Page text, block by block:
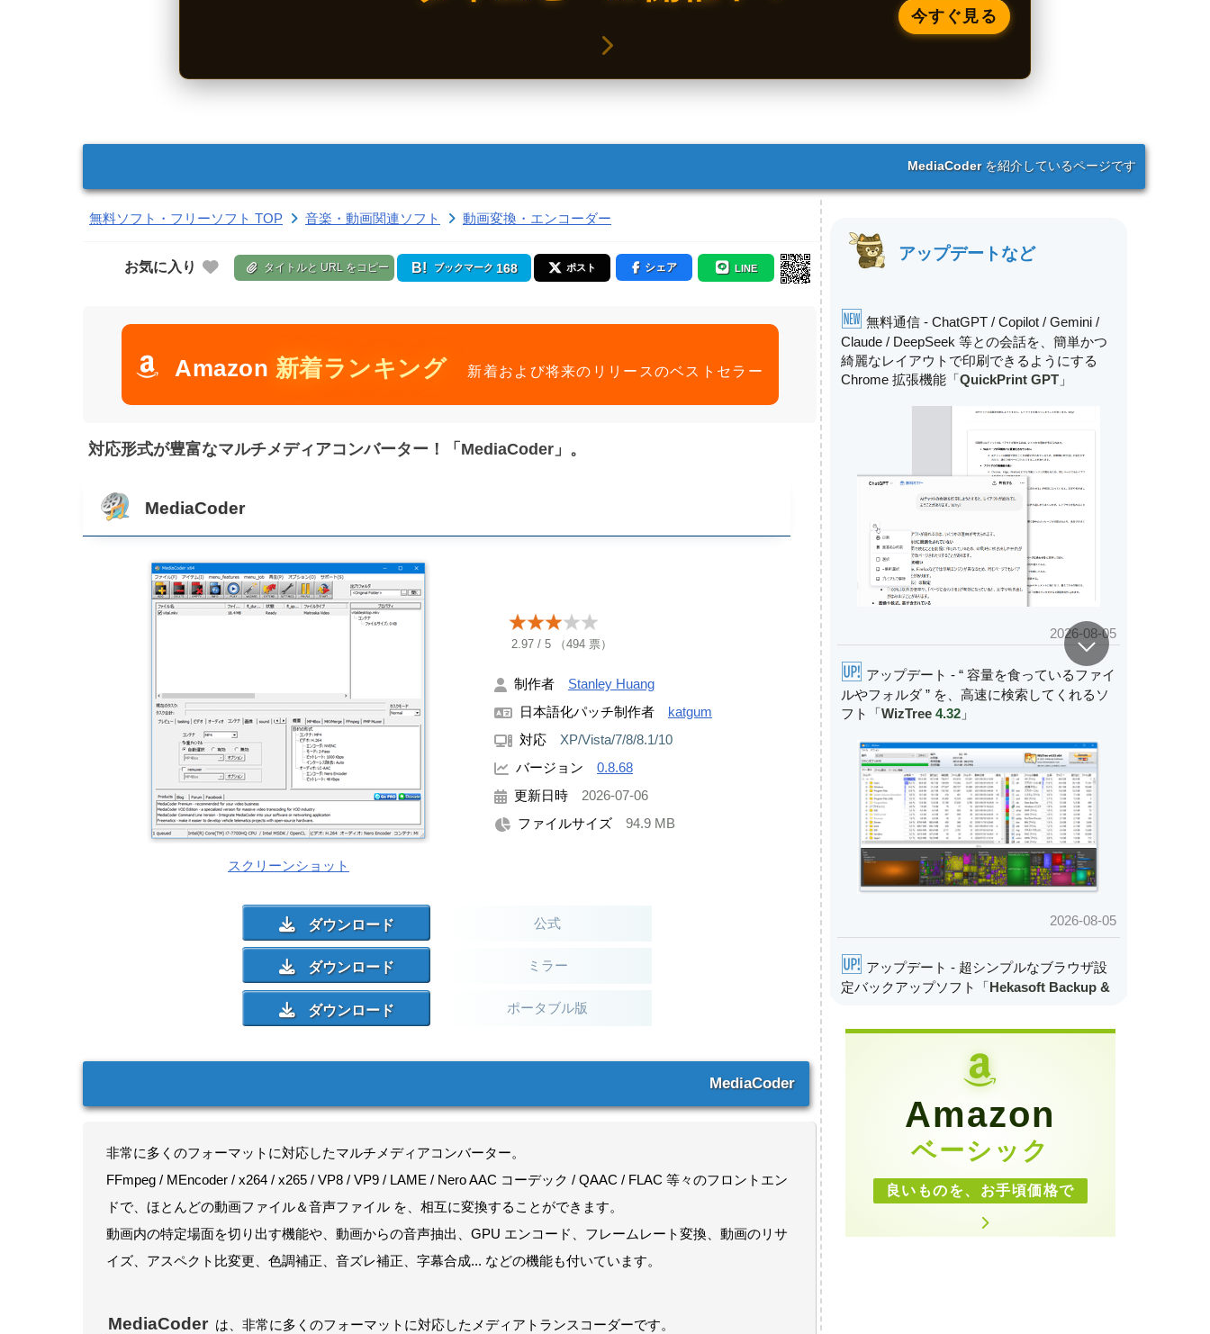
今すぐ見る
MediaCoderを紹介しているページです
無料ソフト・フリーソフト TOP 音楽・動画関連ソフト 動画変換・エンコーダー
お気に入り タイトルと URL をコピー ブックマーク 168 ポスト シェア LINE
Amazon 新着ランキング 新着および将来のリリースのベストセラー
対応形式が豊富なマルチメディアコンバーター！「MediaCoder」。
MediaCoder
スクリーンショット
2.97 / 5 （494 票）
制作者 Stanley Huang
日本語化パッチ制作者 katgum
対応 XP/Vista/7/8/8.1/10
バージョン 0.8.68
更新日時 2026-07-06
ファイルサイズ 94.9 MB
公式
ミラー
ポータブル版
MediaCoder
非常に多くのフォーマットに対応したマルチメディアコンバーター。
FFmpeg / MEncoder / x264 / x265 / VP8 / VP9 / LAME / Nero AAC コーデック / QAAC / FLAC 等々のフロントエン
ドで、ほとんどの動画ファイル＆音声ファイル を、相互に変換することができます。
動画内の特定場面を切り出す機能や、動画からの音声抽出、GPU エンコード、フレームレート変換、動画のリサ
イズ、アスペクト比変更、色調補正、音ズレ補正、字幕合成... などの機能も付いています。
MediaCoder は、非常に多くのフォーマットに対応したメディアトランスコーダーです。
アップデートなど
Amazon
ベーシック
良いものを、お手頃価格で